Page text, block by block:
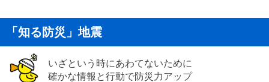
「知る防災」地震
いざという時にあわてないために
確かな情報と行動で防災力アップ